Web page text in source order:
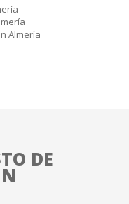
Almería
DE